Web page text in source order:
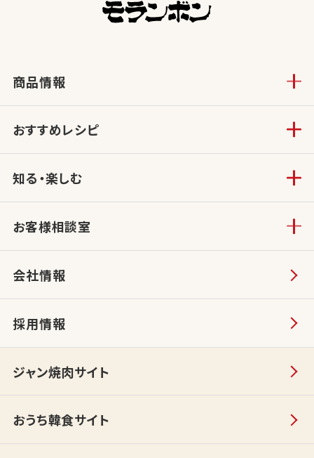
商品情報
おすすめレシピ
知る・楽しむ
お客様相談室
会社情報
採用情報
ジャン焼肉サイト
おうち韓食サイト